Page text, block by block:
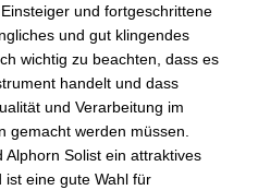
und fortgeschrittene
und gut klingendes
wichtig zu beachten, dass es
handelt und dass
und Verarbeitung im
gemacht werden müssen.
Alphorn Solist ein attraktives
ist eine gute Wahl für